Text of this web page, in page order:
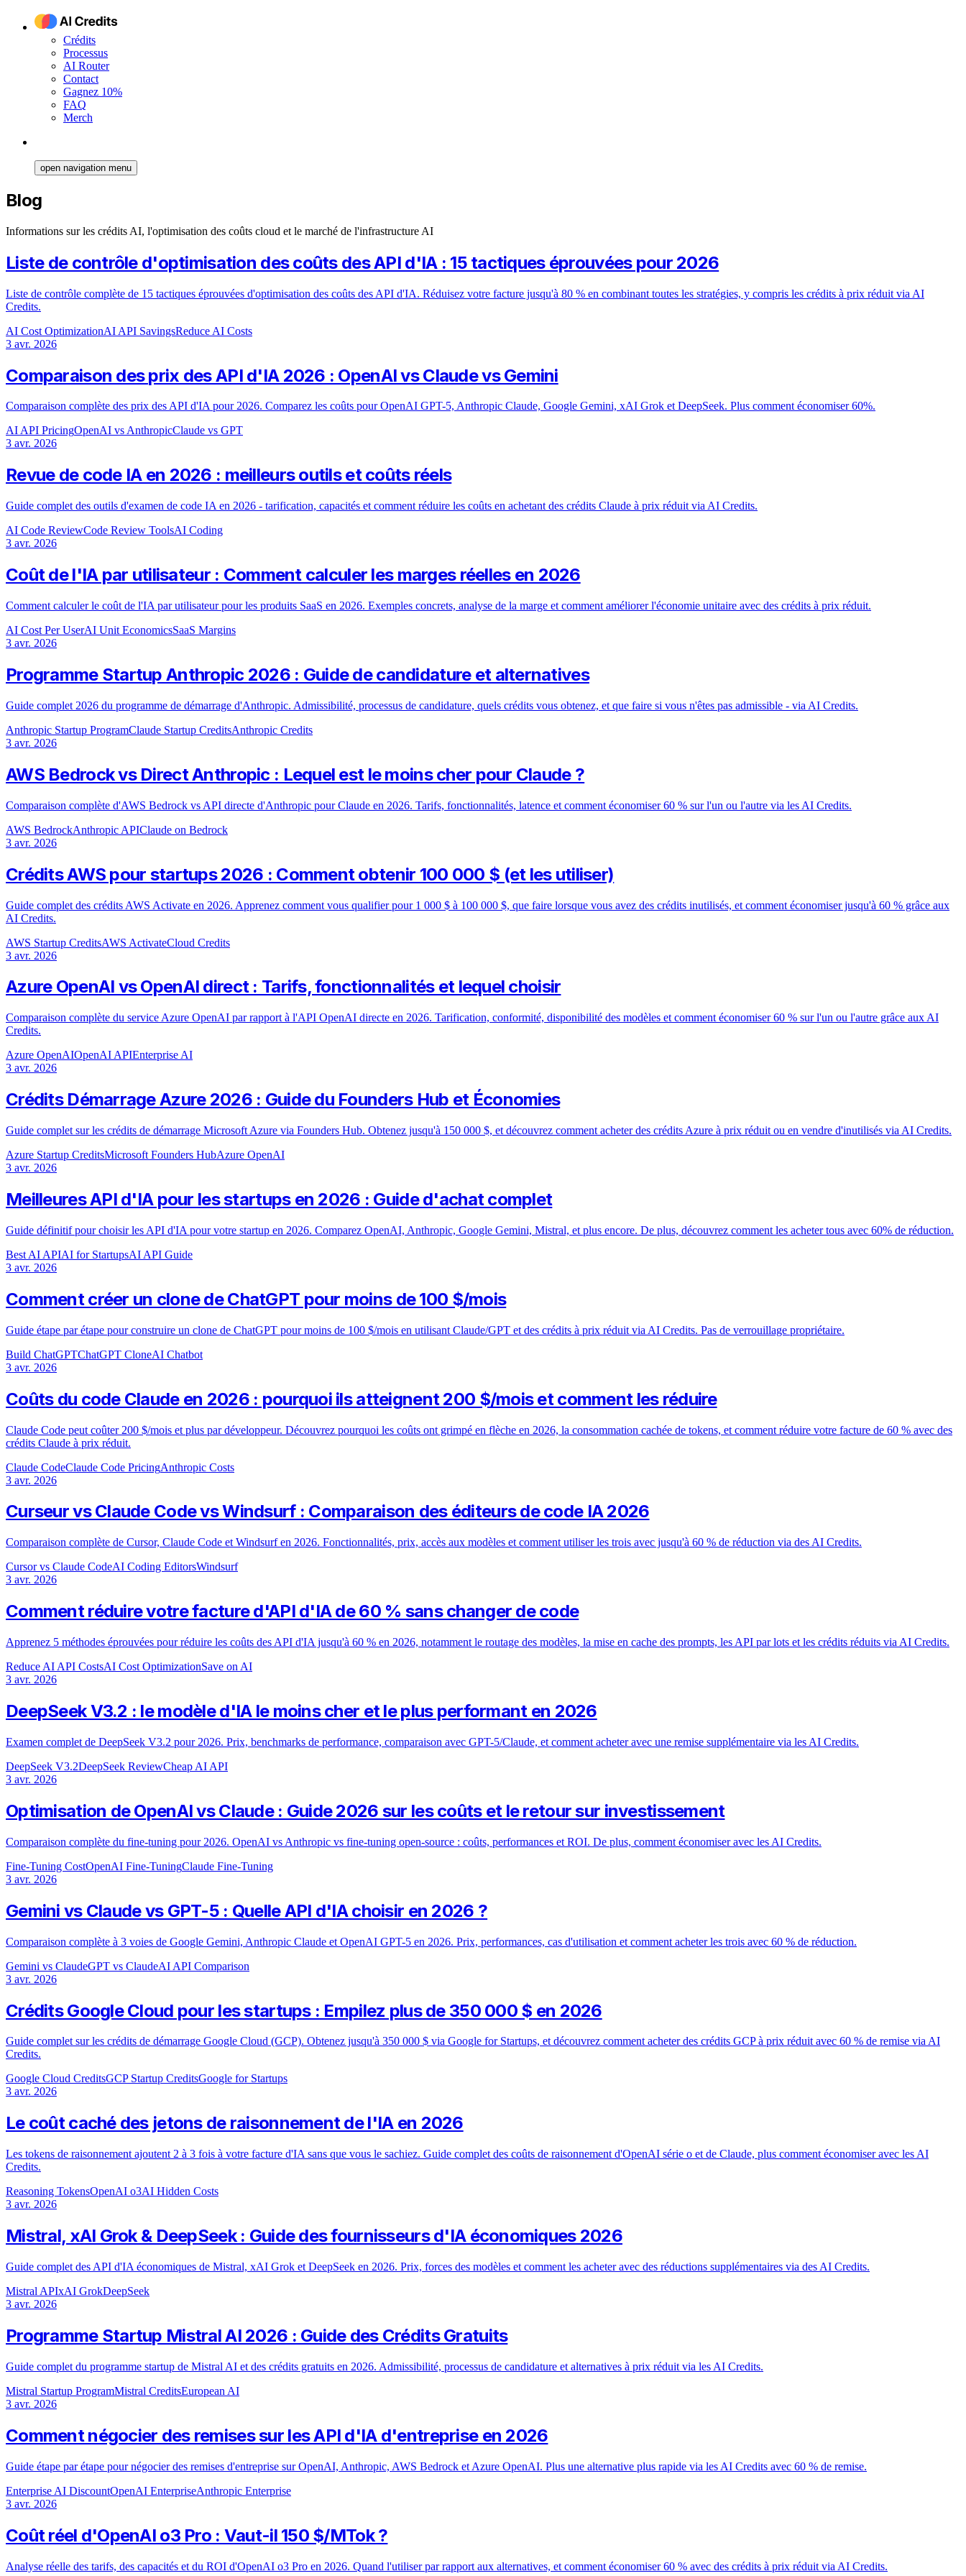
Crédits
Processus
AI Router
Contact
Gagnez 10%
FAQ
Merch
open navigation menu
Blog
Informations sur les crédits AI, l'optimisation des coûts cloud et le marché de l'infrastructure AI
Liste de contrôle d'optimisation des coûts des API d'IA : 15 tactiques éprouvées pour 2026
Liste de contrôle complète de 15 tactiques éprouvées d'optimisation des coûts des API d'IA. Réduisez votre facture jusqu'à 80 % en combinant toutes les stratégies, y compris les crédits à prix réduit via AI
Credits.
AI Cost OptimizationAI API SavingsReduce AI Costs
3 avr. 2026
Comparaison des prix des API d'IA 2026 : OpenAI vs Claude vs Gemini
Comparaison complète des prix des API d'IA pour 2026. Comparez les coûts pour OpenAI GPT-5, Anthropic Claude, Google Gemini, xAI Grok et DeepSeek. Plus comment économiser 60%.
AI API PricingOpenAI vs AnthropicClaude vs GPT
3 avr. 2026
Revue de code IA en 2026 : meilleurs outils et coûts réels
Guide complet des outils d'examen de code IA en 2026 - tarification, capacités et comment réduire les coûts en achetant des crédits Claude à prix réduit via AI Credits.
AI Code ReviewCode Review ToolsAI Coding
3 avr. 2026
Coût de l'IA par utilisateur : Comment calculer les marges réelles en 2026
Comment calculer le coût de l'IA par utilisateur pour les produits SaaS en 2026. Exemples concrets, analyse de la marge et comment améliorer l'économie unitaire avec des crédits à prix réduit.
AI Cost Per UserAI Unit EconomicsSaaS Margins
3 avr. 2026
Programme Startup Anthropic 2026 : Guide de candidature et alternatives
Guide complet 2026 du programme de démarrage d'Anthropic. Admissibilité, processus de candidature, quels crédits vous obtenez, et que faire si vous n'êtes pas admissible - via AI Credits.
Anthropic Startup ProgramClaude Startup CreditsAnthropic Credits
3 avr. 2026
AWS Bedrock vs Direct Anthropic : Lequel est le moins cher pour Claude ?
Comparaison complète d'AWS Bedrock vs API directe d'Anthropic pour Claude en 2026. Tarifs, fonctionnalités, latence et comment économiser 60 % sur l'un ou l'autre via les AI Credits.
AWS BedrockAnthropic APIClaude on Bedrock
3 avr. 2026
Crédits AWS pour startups 2026 : Comment obtenir 100 000 $ (et les utiliser)
Guide complet des crédits AWS Activate en 2026. Apprenez comment vous qualifier pour 1 000 $ à 100 000 $, que faire lorsque vous avez des crédits inutilisés, et comment économiser jusqu'à 60 % grâce aux
AI Credits.
AWS Startup CreditsAWS ActivateCloud Credits
3 avr. 2026
Azure OpenAI vs OpenAI direct : Tarifs, fonctionnalités et lequel choisir
Comparaison complète du service Azure OpenAI par rapport à l'API OpenAI directe en 2026. Tarification, conformité, disponibilité des modèles et comment économiser 60 % sur l'un ou l'autre grâce aux AI
Credits.
Azure OpenAIOpenAI APIEnterprise AI
3 avr. 2026
Crédits Démarrage Azure 2026 : Guide du Founders Hub et Économies
Guide complet sur les crédits de démarrage Microsoft Azure via Founders Hub. Obtenez jusqu'à 150 000 $, et découvrez comment acheter des crédits Azure à prix réduit ou en vendre d'inutilisés via AI Credits.
Azure Startup CreditsMicrosoft Founders HubAzure OpenAI
3 avr. 2026
Meilleures API d'IA pour les startups en 2026 : Guide d'achat complet
Guide définitif pour choisir les API d'IA pour votre startup en 2026. Comparez OpenAI, Anthropic, Google Gemini, Mistral, et plus encore. De plus, découvrez comment les acheter tous avec 60% de réduction.
Best AI APIAI for StartupsAI API Guide
3 avr. 2026
Comment créer un clone de ChatGPT pour moins de 100 $/mois
Guide étape par étape pour construire un clone de ChatGPT pour moins de 100 $/mois en utilisant Claude/GPT et des crédits à prix réduit via AI Credits. Pas de verrouillage propriétaire.
Build ChatGPTChatGPT CloneAI Chatbot
3 avr. 2026
Coûts du code Claude en 2026 : pourquoi ils atteignent 200 $/mois et comment les réduire
Claude Code peut coûter 200 $/mois et plus par développeur. Découvrez pourquoi les coûts ont grimpé en flèche en 2026, la consommation cachée de tokens, et comment réduire votre facture de 60 % avec des
crédits Claude à prix réduit.
Claude CodeClaude Code PricingAnthropic Costs
3 avr. 2026
Curseur vs Claude Code vs Windsurf : Comparaison des éditeurs de code IA 2026
Comparaison complète de Cursor, Claude Code et Windsurf en 2026. Fonctionnalités, prix, accès aux modèles et comment utiliser les trois avec jusqu'à 60 % de réduction via des AI Credits.
Cursor vs Claude CodeAI Coding EditorsWindsurf
3 avr. 2026
Comment réduire votre facture d'API d'IA de 60 % sans changer de code
Apprenez 5 méthodes éprouvées pour réduire les coûts des API d'IA jusqu'à 60 % en 2026, notamment le routage des modèles, la mise en cache des prompts, les API par lots et les crédits réduits via AI Credits.
Reduce AI API CostsAI Cost OptimizationSave on AI
3 avr. 2026
DeepSeek V3.2 : le modèle d'IA le moins cher et le plus performant en 2026
Examen complet de DeepSeek V3.2 pour 2026. Prix, benchmarks de performance, comparaison avec GPT-5/Claude, et comment acheter avec une remise supplémentaire via les AI Credits.
DeepSeek V3.2DeepSeek ReviewCheap AI API
3 avr. 2026
Optimisation de OpenAI vs Claude : Guide 2026 sur les coûts et le retour sur investissement
Comparaison complète du fine-tuning pour 2026. OpenAI vs Anthropic vs fine-tuning open-source : coûts, performances et ROI. De plus, comment économiser avec les AI Credits.
Fine-Tuning CostOpenAI Fine-TuningClaude Fine-Tuning
3 avr. 2026
Gemini vs Claude vs GPT-5 : Quelle API d'IA choisir en 2026 ?
Comparaison complète à 3 voies de Google Gemini, Anthropic Claude et OpenAI GPT-5 en 2026. Prix, performances, cas d'utilisation et comment acheter les trois avec 60 % de réduction.
Gemini vs ClaudeGPT vs ClaudeAI API Comparison
3 avr. 2026
Crédits Google Cloud pour les startups : Empilez plus de 350 000 $ en 2026
Guide complet sur les crédits de démarrage Google Cloud (GCP). Obtenez jusqu'à 350 000 $ via Google for Startups, et découvrez comment acheter des crédits GCP à prix réduit avec 60 % de remise via AI
Credits.
Google Cloud CreditsGCP Startup CreditsGoogle for Startups
3 avr. 2026
Le coût caché des jetons de raisonnement de l'IA en 2026
Les tokens de raisonnement ajoutent 2 à 3 fois à votre facture d'IA sans que vous le sachiez. Guide complet des coûts de raisonnement d'OpenAI série o et de Claude, plus comment économiser avec les AI
Credits.
Reasoning TokensOpenAI o3AI Hidden Costs
3 avr. 2026
Mistral, xAI Grok & DeepSeek : Guide des fournisseurs d'IA économiques 2026
Guide complet des API d'IA économiques de Mistral, xAI Grok et DeepSeek en 2026. Prix, forces des modèles et comment les acheter avec des réductions supplémentaires via des AI Credits.
Mistral APIxAI GrokDeepSeek
3 avr. 2026
Programme Startup Mistral AI 2026 : Guide des Crédits Gratuits
Guide complet du programme startup de Mistral AI et des crédits gratuits en 2026. Admissibilité, processus de candidature et alternatives à prix réduit via les AI Credits.
Mistral Startup ProgramMistral CreditsEuropean AI
3 avr. 2026
Comment négocier des remises sur les API d'IA d'entreprise en 2026
Guide étape par étape pour négocier des remises d'entreprise sur OpenAI, Anthropic, AWS Bedrock et Azure OpenAI. Plus une alternative plus rapide via les AI Credits avec 60 % de remise.
Enterprise AI DiscountOpenAI EnterpriseAnthropic Enterprise
3 avr. 2026
Coût réel d'OpenAI o3 Pro : Vaut-il 150 $/MTok ?
Analyse réelle des tarifs, des capacités et du ROI d'OpenAI o3 Pro en 2026. Quand l'utiliser par rapport aux alternatives, et comment économiser 60 % avec des crédits à prix réduit via AI Credits.